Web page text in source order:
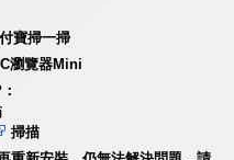
寶掃一掃
瀏覽器Mini
掃描